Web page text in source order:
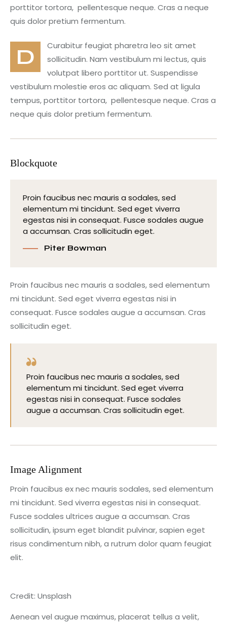
porttitor tortora, pellentesque neque. Cras a neque
quis dolor pretium fermentum.
D
Curabitur feugiat pharetra leo sit amet
sollicitudin. Nam vestibulum mi lectus, quis
volutpat libero porttitor ut. Suspendisse
vestibulum molestie eros ac aliquam. Sed at ligula
tempus, porttitor tortora, pellentesque neque. Cras a
neque quis dolor pretium fermentum.
Blockquote
Proin faucibus nec mauris a sodales, sed
elementum mi tincidunt. Sed eget viverra
egestas nisi in consequat. Fusce sodales augue
a accumsan. Cras sollicitudin eget.
Piter Bowman
Proin faucibus nec mauris a sodales, sed elementum
mi tincidunt. Sed eget viverra egestas nisi in
consequat. Fusce sodales augue a accumsan. Cras
sollicitudin eget.
Proin faucibus nec mauris a sodales, sed
elementum mi tincidunt. Sed eget viverra
egestas nisi in consequat. Fusce sodales
augue a accumsan. Cras sollicitudin eget.
Image Alignment
Proin faucibus ex nec mauris sodales, sed elementum
mi tincidunt. Sed viverra egestas nisi in consequat.
Fusce sodales ultrices augue a accumsan. Cras
sollicitudin, ipsum eget blandit pulvinar, sapien eget
risus condimentum nibh, a rutrum dolor quam feugiat
elit.
Credit: Unsplash
Aenean vel augue maximus, placerat tellus a velit,